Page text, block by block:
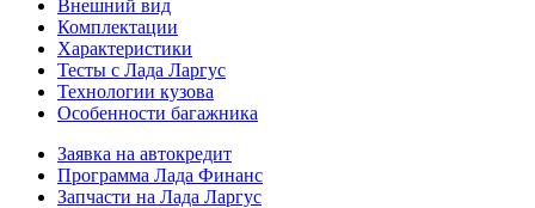
Внешний вид
Комплектации
Характеристики
Тесты с Лада Ларгус
Технологии кузова
Особенности багажника
Заявка на автокредит
Программа Лада Финанс
Запчасти на Лада Ларгус